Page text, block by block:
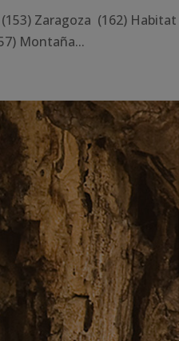
Zaragoza (162) Habitat
Montaña...